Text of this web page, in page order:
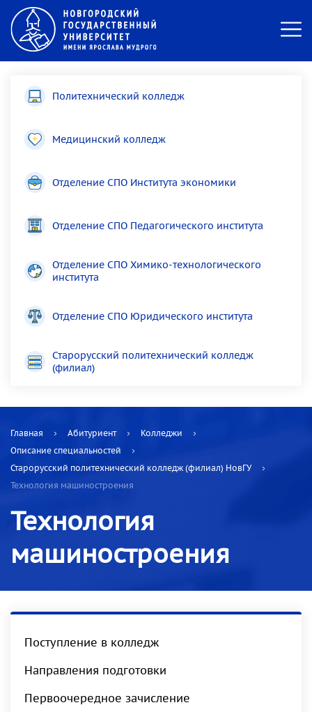
Политехнический колледж
Медицинский колледж
Отделение СПО Института экономики
Отделение СПО Педагогического института
Отделение СПО Химико-технологического
института
Отделение СПО Юридического института
Старорусский политехнический колледж
(филиал)
Главная Абитуриент
Колледжи
Описание специальностей
Старорусский политехнический колледж (филиал) НовГУ
Технология машиностроения
Технология
машиностроения
Поступление в колледж
Направления подготовки
Первоочередное зачисление